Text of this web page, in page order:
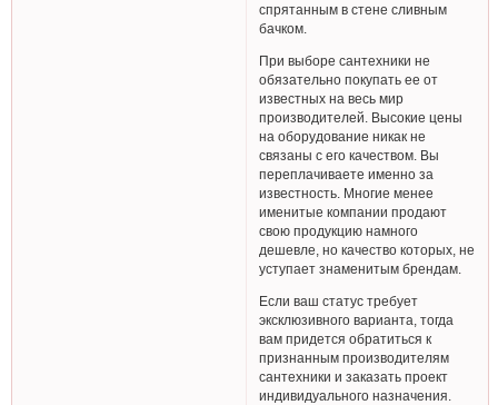
спрятанным в стене сливным
бачком.
При выборе сантехники не
обязательно покупать ее от
известных на весь мир
производителей. Высокие цены
на оборудование никак не
связаны с его качеством. Вы
переплачиваете именно за
известность. Многие менее
именитые компании продают
свою продукцию намного
дешевле, но качество которых, не
уступает знаменитым брендам.
Если ваш статус требует
эксклюзивного варианта, тогда
вам придется обратиться к
признанным производителям
сантехники и заказать проект
индивидуального назначения.